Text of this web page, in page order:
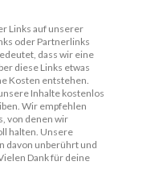
Links auf unserer
oder Partnerlinks
dass wir eine
diese Links etwas
Kosten entstehen.
Inhalte kostenlos
Wir empfehlen
von denen wir
halten. Unsere
davon unberührt und
Dank für deine